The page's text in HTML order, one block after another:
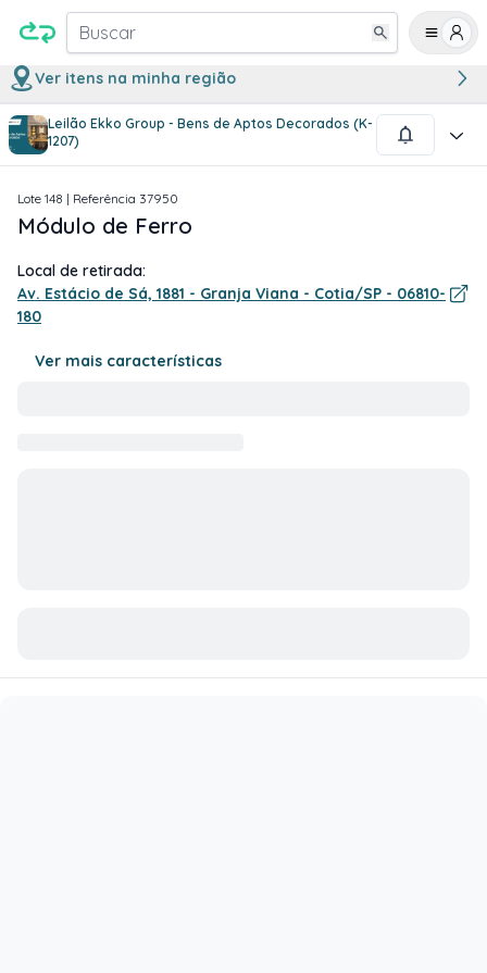
Buscar
Ver itens na minha região
Leilão Ekko Group - Bens de Aptos Decorados (K-
1207)
1/2
Lote 148 | Referência 37950
Módulo de Ferro
Local de retirada:
Av. Estácio de Sá, 1881 - Granja Viana - Cotia/SP - 06810-
180
Ver mais características